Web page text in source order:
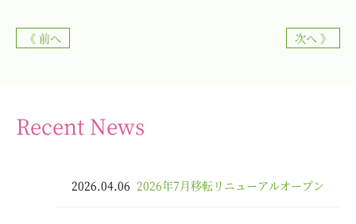
《 前へ 次へ 》
Recent News
2026.04.06 2026年7月移転リニューアルオープン